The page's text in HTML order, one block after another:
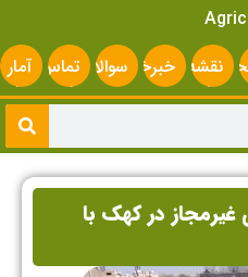
نقشه
سایت
خبرخوانسوالات
متداول
تماس
با ما
آمار
در کهک با